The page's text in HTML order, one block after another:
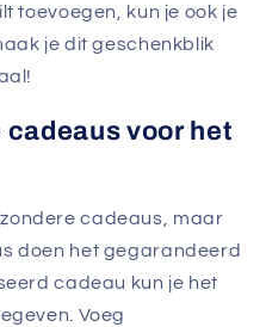
toevoegen, kun je ook je
je dit geschenkblik
voor het
cadeaus, maar
doen het gegarandeerd
cadeau kun je het
Voeg